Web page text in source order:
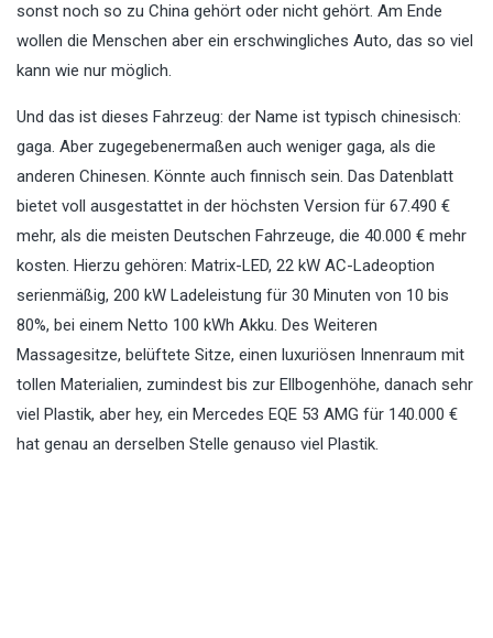
sonst noch so zu China gehört oder nicht gehört. Am Ende
wollen die Menschen aber ein erschwingliches Auto, das so viel
kann wie nur möglich.
Und das ist dieses Fahrzeug: der Name ist typisch chinesisch:
gaga. Aber zugegebenermaßen auch weniger gaga, als die
anderen Chinesen. Könnte auch finnisch sein. Das Datenblatt
bietet voll ausgestattet in der höchsten Version für 67.490 €
mehr, als die meisten Deutschen Fahrzeuge, die 40.000 € mehr
kosten. Hierzu gehören: Matrix-LED, 22 kW AC-Ladeoption
serienmäßig, 200 kW Ladeleistung für 30 Minuten von 10 bis
80%, bei einem Netto 100 kWh Akku. Des Weiteren
Massagesitze, belüftete Sitze, einen luxuriösen Innenraum mit
tollen Materialien, zumindest bis zur Ellbogenhöhe, danach sehr
viel Plastik, aber hey, ein Mercedes EQE 53 AMG für 140.000 €
hat genau an derselben Stelle genauso viel Plastik.